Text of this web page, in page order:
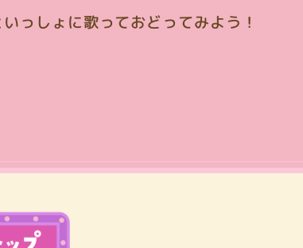
っしょに歌っておどってみよう！